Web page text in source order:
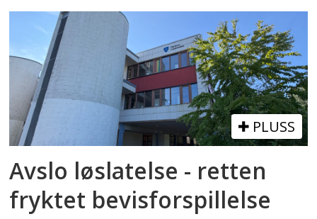
PLUSS
Avslo løslatelse - retten
fryktet bevisforspillelse